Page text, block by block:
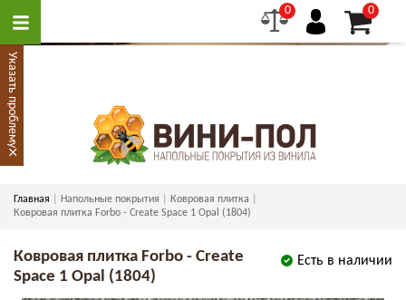
0 0
Главная Напольные покрытия
Ковровая плитка
Ковровая плитка Forbo - Create Space 1 Opal (1804)
Есть в наличии
Ковровая плитка Forbo - Create
Space 1 Opal (1804)
Указать проблему
×